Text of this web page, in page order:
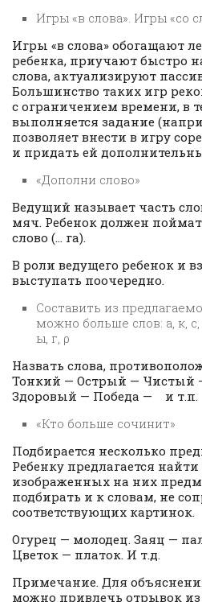
Игры «в слова». Игры «со
Игры «в слова» обогащают
ребенка, приучают быстро
слова, актуализируют
Большинство таких игр
с ограничением времени, в
выполняется задание
позволяет внести в игру
и придать ей
«Дополни слово»
Ведущий называет часть
мяч. Ребенок должен
слово (… га).
В роли ведущего ребенок и
выступать поочередно.
Составить из
можно больше слов: а, к,
ы, г, ρ
Назвать слова,
Тонкий — Острый — Чистый
Здоровый — Победа — и т.п.
«Кто больше сочинит»
Подбирается несколько
Ребенку предлагается
изображенных на них
подбирать и к словам, не
соответствующих картинок.
Огурец — молодец. Заяц —
Цветок — платок. И т.д.
Примечание. Для
можно привлечь отрывок